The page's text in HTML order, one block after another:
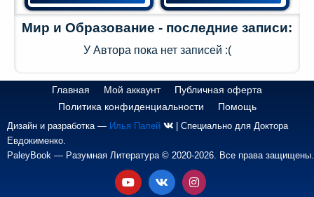
Мир и Образование - последние записи:
У Автора пока нет записей :(
Главная Мой аккаунт
Публичная оферта
Политика конфиденциальности
Помощь
Дизайн и разработка — Илья Палей
| Специально для Доктора
Евдокименко.
PaleyBook — Разумная Литература © 2020-2026. Все права защищены.